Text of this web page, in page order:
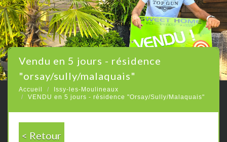
vendu en 5 jours - résidence
"orsay/sully/malaquais"
Accueil
Issy-les-Moulineaux
VENDU en 5 jours - résidence "Orsay/Sully/Malaquais"
< Retour